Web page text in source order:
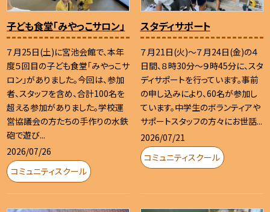
子ども食堂「みやっこサロン」
７月25日(土)に宮池会館で、本年
度５回目の子ども食堂「みやっこサ
ロン」がありました。今回は、参加
者、スタッフを含め、合計100名を
超える参加がありました。学校運
営協議会の方たちの手作りの水鉄
砲で遊び...
2026/07/26
コミュニティスクール
スタディサポート
７月21日(火)～７月24日(金)の４
日間、８時30分～９時45分に、スタ
ディサポートを行っています。事前
の申し込みにより、60名が参加し
ています。中学生のボランティアや
サポートスタッフの方々にお世話...
2026/07/21
コミュニティスクール